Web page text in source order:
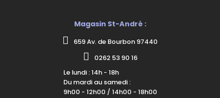
Magasin St-André :
659 Av. de Bourbon 97440
0262 53 90 16
Le lundi : 14h - 18h
Du mardi au samedi :
9h00 - 12h00 / 14h00 - 18h00